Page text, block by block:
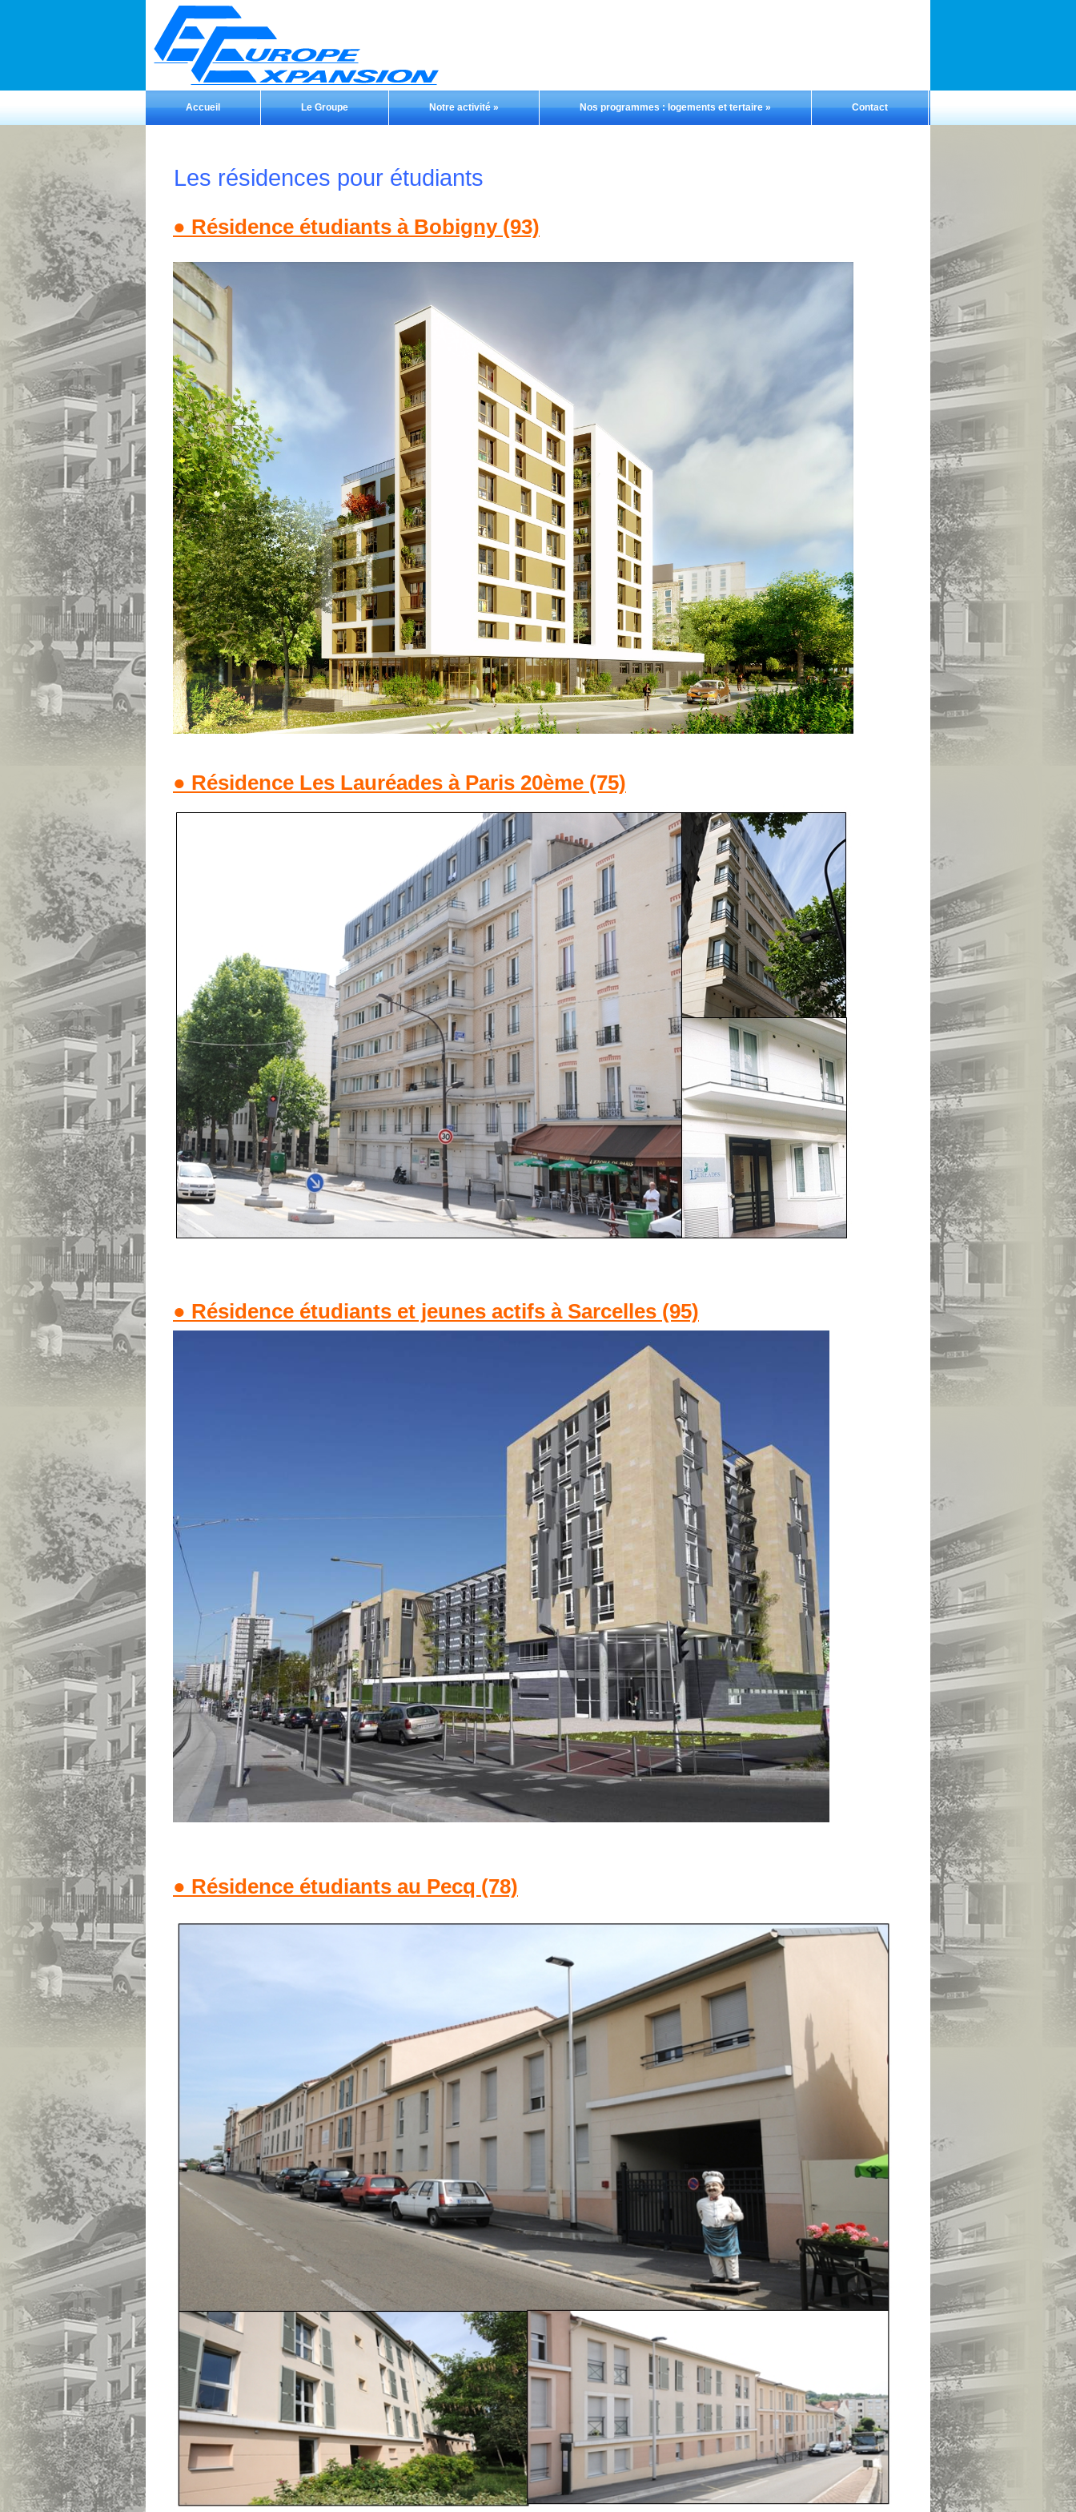
Accueil Le Groupe Notre activité» Nos programmes : logements et tertaire» Contact
Les résidences pour étudiants
● Résidence étudiants à Bobigny (93)
● Résidence Les Lauréades à Paris 20ème (75)
● Résidence étudiants et jeunes actifs à Sarcelles (95)
● Résidence étudiants au Pecq (78)